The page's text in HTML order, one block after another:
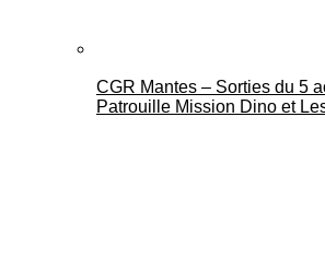
CGR Mantes – Sorties du 5
Patrouille Mission Dino et